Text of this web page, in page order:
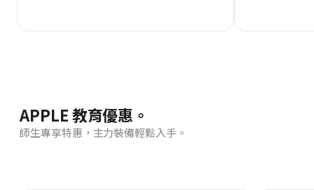
APPLE 教育優惠。
師生專享特惠，主力裝備輕鬆入手。